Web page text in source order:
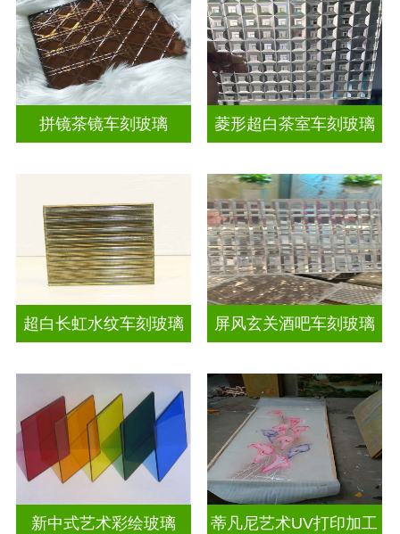
拼镜茶镜车刻玻璃 菱形超白茶室车刻玻璃
超白长虹水纹车刻玻璃 屏风玄关酒吧车刻玻璃
新中式艺术彩绘玻璃 蒂凡尼艺术UV打印加工